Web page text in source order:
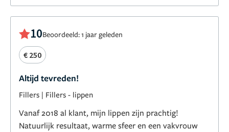
10Beoordeeld: 1 jaar geleden
€ 250
Altijd tevreden!
Fillers | Fillers - lippen
Vanaf 2018 al klant, mijn lippen zijn prachtig!
Natuurlijk resultaat, warme sfeer en een vakvrouw